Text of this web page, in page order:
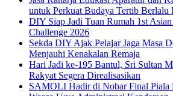
untuk Perkuat Budaya Tertib Berlalu
DIY Siap Jadi Tuan Rumah 1st
Challenge 2026
Sekda DIY Ajak Pelajar Jaga Masa
Menjauhi Kenakalan Remaja
Hari Jadi ke-195 Bantul, Sri Sultan
Rakyat Segera Direalisasikan
SAMOLI Hadir di Nobar Final Piala